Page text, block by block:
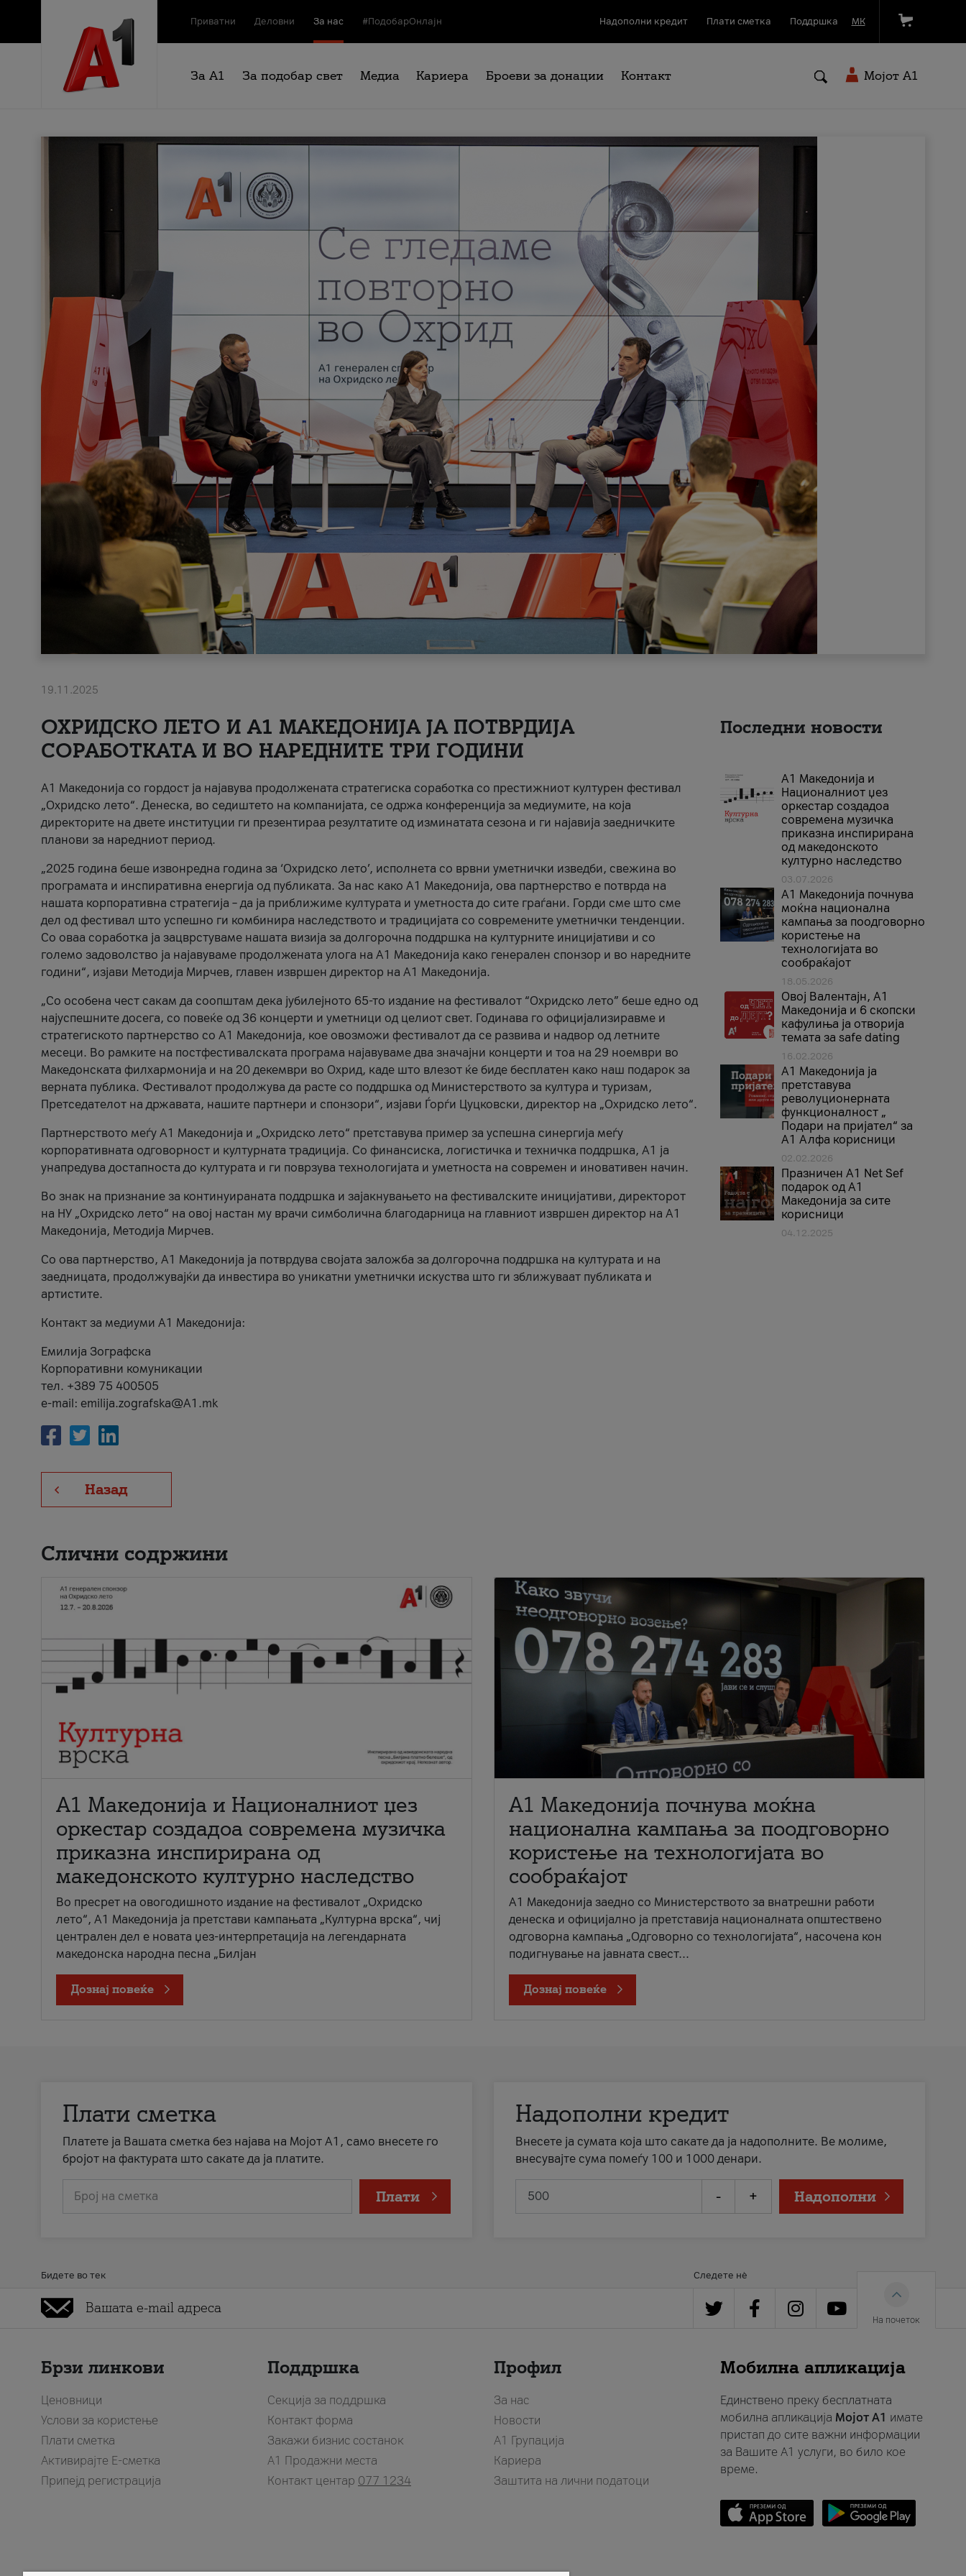
Приватни Деловни За нас #ПодобарОнлајн Надополни кредит Плати сметка Поддршка МК
За А1 За подобар свет Медиа Кариера Броеви за донации Контакт Мојот A1
19.11.2025
ОХРИДСКО ЛЕТО И A1 МАКЕДОНИЈА ЈА ПОТВРДИЈА
СОРАБОТКАТА И ВО НАРЕДНИТЕ ТРИ ГОДИНИ
A1 Македонија со гордост ја најавува продолжената стратегиска соработка со престижниот културен фестивал
„Охридско лето“. Денеска, во седиштето на компанијата, се одржа конференција за медиумите, на која
директорите на двете институции ги презентираа резултатите од изминатата сезона и ги најавија заедничките
планови за наредниот период.
„2025 година беше извонредна година за ‘Охридско лето’, исполнета со врвни уметнички изведби, свежина во
програмата и инспиративна енергија од публиката. За нас како A1 Македонија, ова партнерство е потврда на
нашата корпоративна стратегија – да ја приближиме културата и уметноста до сите граѓани. Горди сме што сме
дел од фестивал што успешно ги комбинира наследството и традицијата со современите уметнички тенденции.
Со оваа соработка ја зацврстуваме нашата визија за долгорочна поддршка на културните иницијативи и со
големо задоволство ја најавуваме продолжената улога на A1 Македонија како генерален спонзор и во наредните
години“, изјави Методија Мирчев, главен извршен директор на A1 Македонија.
„Со особена чест сакам да соопштам дека јубилејното 65-то издание на фестивалот “Охридско лето” беше едно од
најуспешните досега, со повеќе од 36 концерти и уметници од целиот свет. Годинава го официјализиравме и
стратегиското партнерство со А1 Македонија, кое овозможи фестивалот да се развива и надвор од летните
месеци. Во рамките на постфестивалската програма најавуваме два значајни концерти и тоа на 29 ноември во
Македонската филхармонија и на 20 декември во Охрид, каде што влезот ќе биде бесплатен како наш подарок за
верната публика. Фестивалот продолжува да расте со поддршка од Министерството за култура и туризам,
Претседателот на државата, нашите партнери и спонзори“, изјави Ѓорѓи Цуцковски, директор на „Охридско лето“.
Партнерството меѓу A1 Македонија и „Охридско лето“ претставува пример за успешна синергија меѓу
корпоративната одговорност и културната традиција. Со финансиска, логистичка и техничка поддршка, A1 ја
унапредува достапноста до културата и ги поврзува технологијата и уметноста на современ и иновативен начин.
Во знак на признание за континуираната поддршка и зајакнувањето на фестивалските иницијативи, директорот
на НУ „Охридско лето“ на овој настан му врачи симболична благодарница на главниот извршен директор на A1
Македонија, Методија Мирчев.
Со ова партнерство, A1 Македонија ја потврдува својата заложба за долгорочна поддршка на културата и на
заедницата, продолжувајќи да инвестира во уникатни уметнички искуства што ги зближуваат публиката и
артистите.
Контакт за медиуми А1 Македонија:
Емилија Зографска
Корпоративни комуникации
тел. +389 75 400505
e-mail: emilija.zografska@A1.mk
Назад
Последни новости
А1 Македонија и
Националниот џез
оркестар создадоа
современа музичка
приказна инспирирана
од македонското
културно наследство
03.07.2026
A1 Македонија почнува
моќна национална
кампања за поодговорно
користење на
технологијата во
сообраќајот
18.05.2026
Овој Валентајн, A1
Македонија и 6 скопски
кафулиња ја отворија
темата за safe dating
16.02.2026
А1 Македонија ја
претставува
револуционерната
функционалност „
Подари на пријател“ за
А1 Алфа корисници
02.02.2026
Празничен A1 Net Sеf
подарок од А1
Македонија за сите
корисници
04.12.2025
Слични содржини
А1 Македонија и Националниот џез
оркестар создадоа современа музичка
приказна инспирирана од
македонското културно наследство
Во пресрет на овогодишното издание на фестивалот „Охридско
лето“, А1 Македонија ја претстави кампањата „Културна врска“, чиј
централен дел е новата џез-интерпретација на легендарната
македонска народна песна „Билјан
Дознај повеќе
A1 Македонија почнува моќна
национална кампања за поодговорно
користење на технологијата во
сообраќајот
A1 Македонија заедно со Министерството за внатрешни работи
денеска и официјално ја претставија националната општествено
одговорна кампања „Одговорно со технологијата“, насочена кон
подигнување на јавната свест...
Дознај повеќе
Плати сметка
Платете ја Вашата сметка без најава на Мојот А1, само внесете го
бројот на фактурата што сакате да ја платите.
Број на сметка Плати
Надополни кредит
Внесете ја сумата која што сакате да ја надополните. Ве молиме,
внесувајте сума помеѓу 100 и 1000 денари.
- + Надополни
Бидете во тек Следете нè
На почеток
Брзи линкови
Ценовници
Услови за користење
Плати сметка
Активирајте Е-сметка
Припејд регистрација
Поддршка
Секција за поддршка
Контакт форма
Закажи бизнис состанок
A1 Продажни места
Контакт центар 077 1234
Профил
За нас
Новости
А1 Групација
Кариера
Заштита на лични податоци
Мобилна апликација
Единствено преку бесплатната
мобилна апликација Мојот A1 имате
пристап до сите важни информации
за Вашите A1 услуги, во било кое
време.